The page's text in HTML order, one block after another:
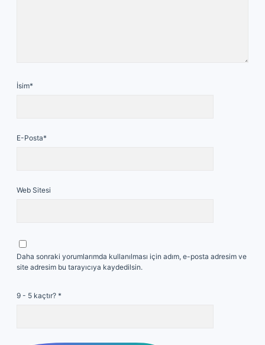
İsim*
E-Posta*
Web Sitesi
Daha sonraki yorumlarımda kullanılması için adım, e-posta adresim ve
site adresim bu tarayıcıya kaydedilsin.
9 - 5 kaçtır? *